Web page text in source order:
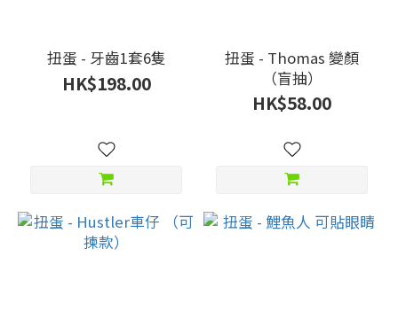
扭蛋 - 牙齒1套6隻
HK$198.00
扭蛋 - Thomas 變顏
（盲抽）
HK$58.00